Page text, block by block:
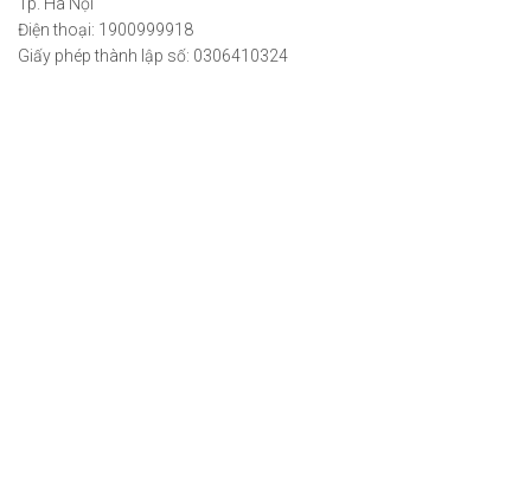
Điện thoại: 1900999918
Giấy phép thành lập số: 0306410324